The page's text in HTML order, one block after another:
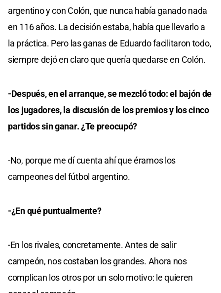
argentino y con Colón, que nunca había ganado nada
en 116 años. La decisión estaba, había que llevarlo a
la práctica. Pero las ganas de Eduardo facilitaron todo,
siempre dejó en claro que quería quedarse en Colón.
-Después, en el arranque, se mezcló todo: el bajón de
los jugadores, la discusión de los premios y los cinco
partidos sin ganar. ¿Te preocupó?
-No, porque me dí cuenta ahí que éramos los
campeones del fútbol argentino.
-¿En qué puntualmente?
-En los rivales, concretamente. Antes de salir
campeón, nos costaban los grandes. Ahora nos
complican los otros por un solo motivo: le quieren